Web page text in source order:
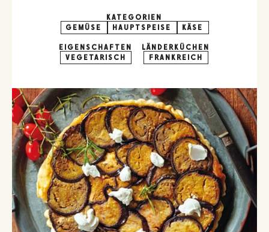
KATEGORIEN
GEMÜSE
HAUPTSPEISE KÄSE
EIGENSCHAFTEN
VEGETARISCH
LÄNDERKÜCHEN
FRANKREICH